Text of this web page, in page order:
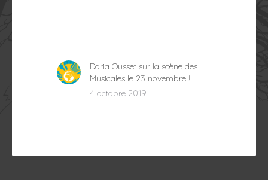
Doria Ousset sur la scène des
Musicales le 23 novembre !
4 octobre 2019